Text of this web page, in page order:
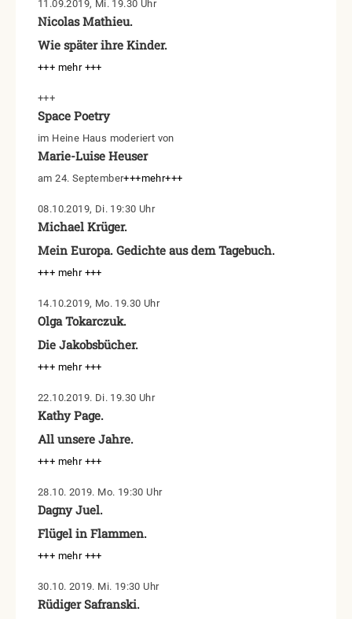
11.09.2019, Mi. 19.30 Uhr
Nicolas Mathieu.
Wie später ihre Kinder.
+++ mehr +++
+++
Space Poetry
im Heine Haus moderiert von
Marie-Luise Heuser
am 24. September+++mehr+++
08.10.2019, Di. 19:30 Uhr
Michael Krüger.
Mein Europa. Gedichte aus dem Tagebuch.
+++ mehr +++
14.10.2019, Mo. 19.30 Uhr
Olga Tokarczuk.
Die Jakobsbücher.
+++ mehr +++
22.10.2019. Di. 19.30 Uhr
Kathy Page.
All unsere Jahre.
+++ mehr +++
28.10. 2019. Mo. 19:30 Uhr
Dagny Juel.
Flügel in Flammen.
+++ mehr +++
30.10. 2019. Mi. 19:30 Uhr
Rüdiger Safranski.